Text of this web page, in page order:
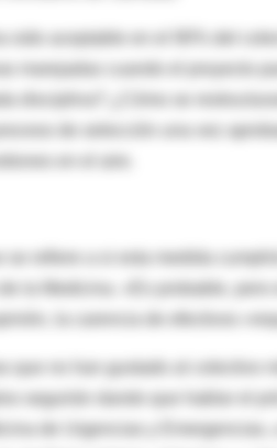
sido aceptable en el 90% del
marejadas cuando el proyecto
de selección una vez
se refiere a si esta medida
la Medicina. «Es probable,
la carencia de efectivos
que no han gustado al colectivo
seguirán dando que hablar el
de Urgencias y